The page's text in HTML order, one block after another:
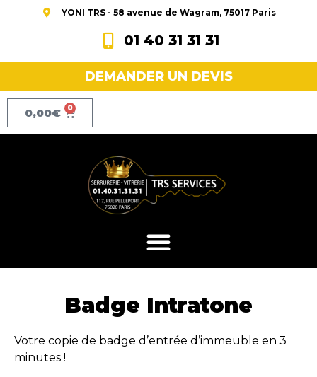
YONI TRS - 58 avenue de Wagram, 75017 Paris
01 40 31 31 31
DEMANDER UN DEVIS
0,00€ 0
Badge Intratone
Votre copie de badge d’entrée d’immeuble en 3
minutes !